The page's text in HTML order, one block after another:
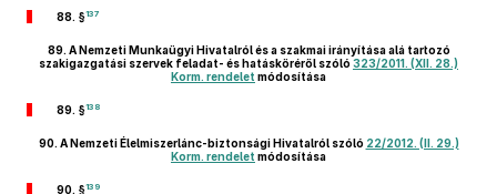
88. §137
89. A Nemzeti Munkaügyi Hivatalról és a szakmai irányítása alá tartozó
szakigazgatási szervek feladat- és hatásköréről szóló 323/2011. (XII. 28.)
Korm. rendelet módosítása
89. §138
90. A Nemzeti Élelmiszerlánc-biztonsági Hivatalról szóló 22/2012. (II. 29.)
Korm. rendelet módosítása
90. §139